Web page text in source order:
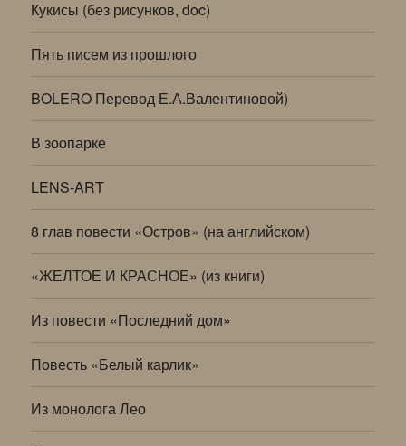
Кукисы (без рисунков, doc)
Пять писем из прошлого
BOLERO Перевод Е.А.Валентиновой)
В зоопарке
LENS-ART
8 глав повести «Остров» (на английском)
«ЖЕЛТОЕ И КРАСНОЕ» (из книги)
Из повести «Последний дом»
Повесть «Белый карлик»
Из монолога Лео